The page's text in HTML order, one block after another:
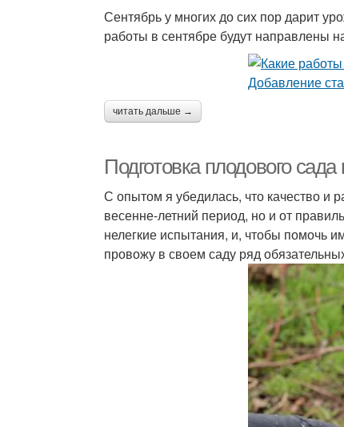
Сентябрь у многих до сих пор дарит
работы в сентябре будут направлены
читать дальше →
Подготовка плодового
С опытом я убедилась, что качество и
весенне-летний период, но и от
нелегкие испытания, и, чтобы помочь
провожу в своем саду ряд